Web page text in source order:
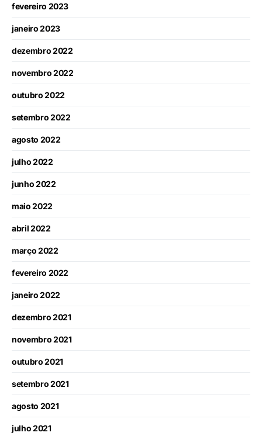
fevereiro 2023
janeiro 2023
dezembro 2022
novembro 2022
outubro 2022
setembro 2022
agosto 2022
julho 2022
junho 2022
maio 2022
abril 2022
março 2022
fevereiro 2022
janeiro 2022
dezembro 2021
novembro 2021
outubro 2021
setembro 2021
agosto 2021
julho 2021